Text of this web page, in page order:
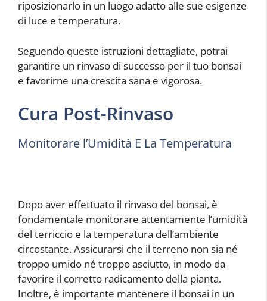
riposizionarlo in un luogo adatto alle sue esigenze
di luce e temperatura.
Seguendo queste istruzioni dettagliate, potrai
garantire un rinvaso di successo per il tuo bonsai
e favorirne una crescita sana e vigorosa.
Cura Post-Rinvaso
Monitorare l’Umidità E La Temperatura
Dopo aver effettuato il rinvaso del bonsai, è
fondamentale monitorare attentamente l’umidità
del terriccio e la temperatura dell’ambiente
circostante. Assicurarsi che il terreno non sia né
troppo umido né troppo asciutto, in modo da
favorire il corretto radicamento della pianta.
Inoltre, è importante mantenere il bonsai in un